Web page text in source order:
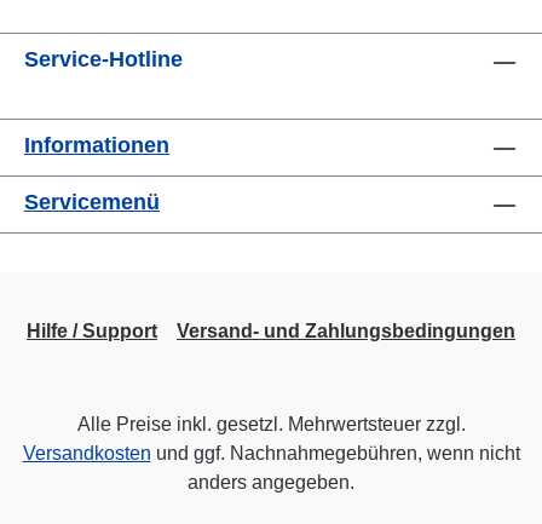
Service-Hotline
Informationen
Servicemenü
Hilfe / Support Versand- und Zahlungsbedingungen
Alle Preise inkl. gesetzl. Mehrwertsteuer zzgl.
Versandkosten und ggf. Nachnahmegebühren, wenn nicht
anders angegeben.